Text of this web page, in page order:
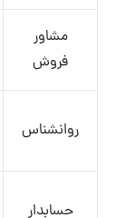
مشاور
فروش
روانشناس
حسابدار